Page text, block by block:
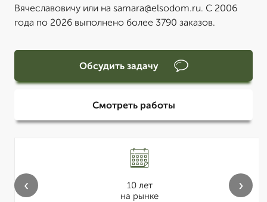
Вячеславовичу или на samara@elsodom.ru. С 2006
года по 2026 выполнено более 3790 заказов.
Обсудить задачу
Смотреть работы
10 лет
на рынке
‹ ›